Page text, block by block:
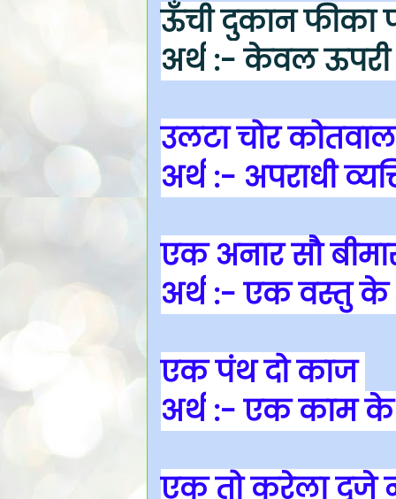
ऊँची दुकान फीका
अर्थ :- केवल ऊपरी
उलटा चोर
अर्थ :- अपराधी
एक अनार सौ
अर्थ :- एक वस्तु के
एक पंथ दो काज
अर्थ :- एक काम के
एक तो करेला दूजे